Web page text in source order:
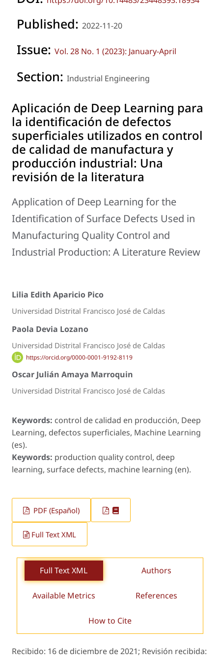
Published: 2022-11-20
Issue: Vol. 28 No. 1 (2023): January-April
Section: Industrial Engineering
Aplicación de Deep Learning para
la identificación de defectos
superficiales utilizados en control
de calidad de manufactura y
producción industrial: Una
revisión de la literatura
Application of Deep Learning for the
Identification of Surface Defects Used in
Manufacturing Quality Control and
Industrial Production: A Literature Review
Lilia Edith Aparicio Pico
Universidad Distrital Francisco José de Caldas
Paola Devia Lozano
Universidad Distrital Francisco José de Caldas
https://orcid.org/0000-0001-9192-8119
Oscar Julián Amaya Marroquin
Universidad Distrital Francisco José de Caldas
Keywords: control de calidad en producción, Deep
Learning, defectos superficiales, Machine Learning
(es).
Keywords: production quality control, deep
learning, surface defects, machine learning (en).
PDF (Español)
Full Text XML
Full Text XML Authors
Available Metrics References
How to Cite
Recibido: 16 de diciembre de 2021; Revisión recibida: